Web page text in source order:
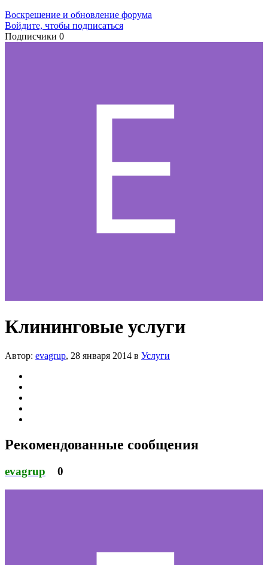
Воскрешение и обновление форума
Войдите, чтобы подписаться
Подписчики 0
Клининговые услуги
Автор: evagrup, 28 января 2014 в Услуги
Рекомендованные сообщения
evagrup 0